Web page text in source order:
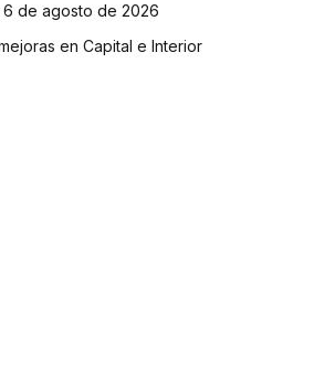
6 de agosto de 2026
en Capital e Interior